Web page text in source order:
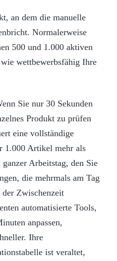
an dem die manuelle
Normalerweise
500 und 1.000 aktiven
wettbewerbsfähig Ihre
Sie nur 30 Sekunden
Produkt zu prüfen
eine vollständige
1.000 Artikel mehr als
Arbeitstag, den Sie
die mehrmals am Tag
Zwischenzeit
automatisierte Tools,
anpassen,
Ihre
ist veraltet,